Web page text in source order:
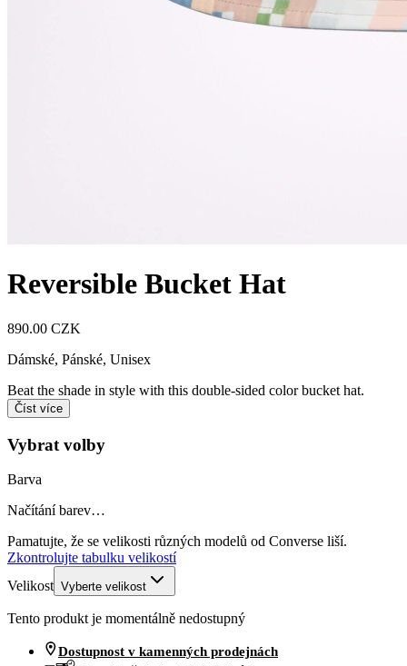
Reversible Bucket Hat
890.00 CZK
Dámské, Pánské, Unisex
Beat the shade in style with this double-sided color bucket hat.
Číst více
Vybrat volby
Barva
Načítání barev…
Pamatujte, že se velikosti různých modelů od Converse liší.
Zkontrolujte tabulku velikostí
Velikost Vyberte velikost
Tento produkt je momentálně nedostupný
Dostupnost v kamenných prodejnách